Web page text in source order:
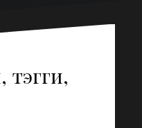
тэгги,